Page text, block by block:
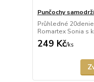
Punčochy
Průhledné
Romartex Sonia s
249 Kč/ks